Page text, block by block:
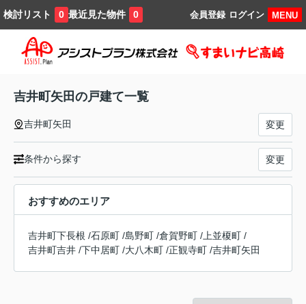
検討リスト 0 最近見た物件 0 MENU
ログイン
会員登録
吉井町矢田の戸建て一覧
吉井町矢田 変更
条件から探す 変更
おすすめのエリア
吉井町下長根 /石原町 /島野町 /倉賀野町 / 上並榎町 /
吉井町吉井 /下中居町 /大八木町 /正観寺町 /吉井町矢田